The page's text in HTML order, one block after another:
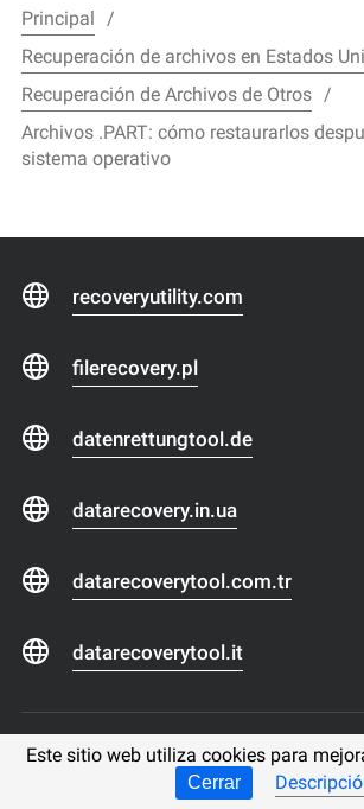
Este sitio web utiliza cookies para
Cerrar
Principal
Recuperación de archivos en Estados
Recuperación de Archivos de Otros
Archivos .PART: cómo restaurarlos
sistema operativo
recoveryutility.com
filerecovery.pl
datenrettungtool.de
datarecovery.in.ua
datarecoverytool.com.tr
datarecoverytool.it
Dirección: EE. UU., 340 S Lemon AVE,